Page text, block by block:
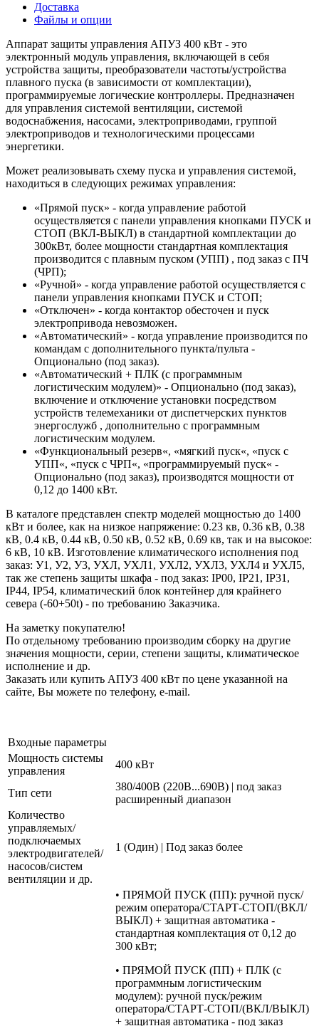
Доставка
Файлы и опции
Аппарат защиты управления АПУЗ 400 кВт - это
электронный модуль управления, включающей в себя
устройства защиты, преобразователи частоты/устройства
плавного пуска (в зависимости от комплектации),
программируемые логические контроллеры. Предназначен
для управления системой вентиляции, системой
водоснабжения, насосами, электроприводами, группой
электроприводов и технологическими процессами
энергетики.
Может реализовывать схему пуска и управления системой,
находиться в следующих режимах управления:
«Прямой пуск» - когда управление работой
осуществляется с панели управления кнопками ПУСК и
СТОП (ВКЛ-ВЫКЛ) в стандартной комплектации до
300кВт, более мощности стандартная комплектация
производится с плавным пуском (УПП) , под заказ с ПЧ
(ЧРП);
«Ручной» - когда управление работой осуществляется с
панели управления кнопками ПУСК и СТОП;
«Отключен» - когда контактор обесточен и пуск
электропривода невозможен.
«Автоматический» - когда управление производится по
командам с дополнительного пункта/пульта -
Опционально (под заказ).
«Автоматический + ПЛК (с программным
логистическим модулем)» - Опционально (под заказ),
включение и отключение установки посредством
устройств телемеханики от диспетчерских пунктов
энергослужб , дополнительно с программным
логистическим модулем.
«Функциональный резерв«, «мягкий пуск«, «пуск с
УПП«, «пуск с ЧРП«, «программируемый пуск« -
Опционально (под заказ), производятся мощности от
0,12 до 1400 кВт.
В каталоге представлен спектр моделей мощностью до 1400
кВт и более, как на низкое напряжение: 0.23 кв, 0.36 кВ, 0.38
кВ, 0.4 кВ, 0.44 кВ, 0.50 кВ, 0.52 кВ, 0.69 кв, так и на высокое:
6 кВ, 10 кВ. Изготовление климатического исполнения под
заказ: У1, У2, У3, УХЛ, УХЛ1, УХЛ2, УХЛ3, УХЛ4 и УХЛ5,
так же степень защиты шкафа - под заказ: IP00, IP21, IP31,
IP44, IP54, климатический блок контейнер для крайнего
севера (-60+50t) - по требованию Заказчика.
На заметку покупателю!
По отдельному требованию производим сборку на другие
значения мощности, серии, степени защиты, климатическое
исполнение и др.
Заказать или купить АПУЗ 400 кВт по цене указанной на
сайте, Вы можете по телефону, e-mail.
Входные параметры
Мощность системы
управления
400 кВт
Тип сети
380/400В (220В...690В) | под заказ
расширенный диапазон
Количество
управляемых/
подключаемых
электродвигателей/
насосов/систем
вентиляции и др.
1 (Один) | Под заказ более
• ПРЯМОЙ ПУСК (ПП): ручной пуск/
режим оператора/СТАРТ-СТОП/(ВКЛ/
ВЫКЛ) + защитная автоматика -
стандартная комплектация от 0,12 до
300 кВт;
• ПРЯМОЙ ПУСК (ПП) + ПЛК (с
программным логистическим
модулем): ручной пуск/режим
оператора/СТАРТ-СТОП/(ВКЛ/ВЫКЛ)
+ защитная автоматика - под заказ